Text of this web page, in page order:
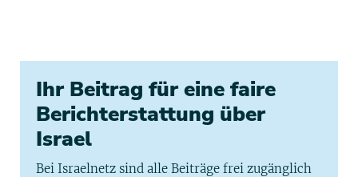
Ihr Beitrag für eine faire
Berichterstattung über
Israel
Bei Israelnetz sind alle Beiträge frei zugänglich